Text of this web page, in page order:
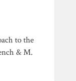
to the
& M.